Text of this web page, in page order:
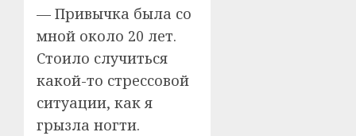
— Привычка была со
мной около 20 лет.
Стоило случиться
какой-то стрессовой
ситуации, как я
грызла ногти.